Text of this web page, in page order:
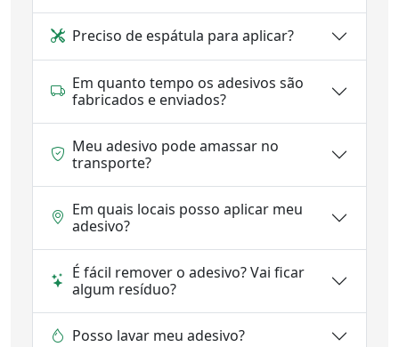
Preciso de espátula para aplicar?
Em quanto tempo os adesivos são
fabricados e enviados?
Meu adesivo pode amassar no
transporte?
Em quais locais posso aplicar meu
adesivo?
É fácil remover o adesivo? Vai ficar
algum resíduo?
Posso lavar meu adesivo?